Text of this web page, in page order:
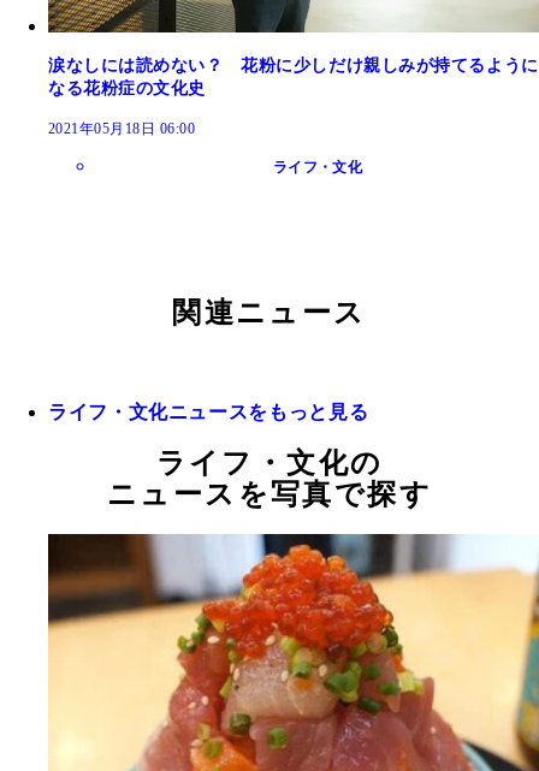
涙なしには読めない？ 花粉に少しだけ親しみが持てるように
なる花粉症の文化史
2021年05月18日 06:00
ライフ・文化
関連ニュース
ライフ・文化ニュースをもっと見る
ライフ・文化の
ニュースを写真で探す